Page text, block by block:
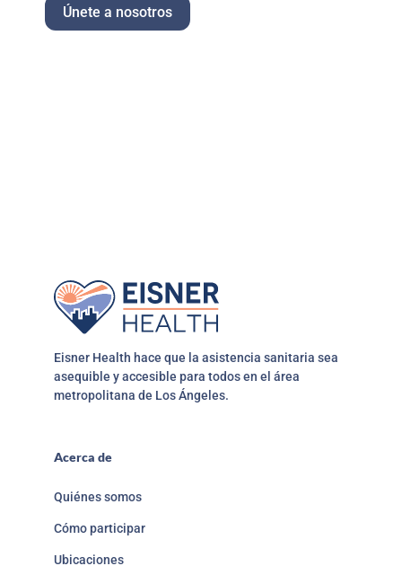
Únete a nosotros
Eisner Health hace que la asistencia sanitaria sea
asequible y accesible para todos en el área
metropolitana de Los Ángeles.
Acerca de
Quiénes somos
Cómo participar
Ubicaciones